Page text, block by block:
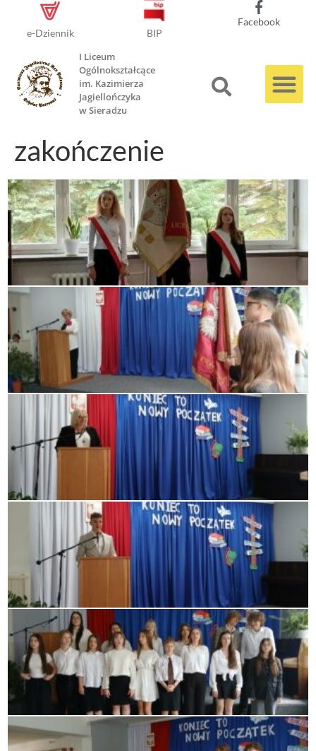
e-Dziennik BIP
Facebook
I Liceum
Ogólnokształcące
im. Kazimierza
Jagiellończyka
w Sieradzu
zakończenie